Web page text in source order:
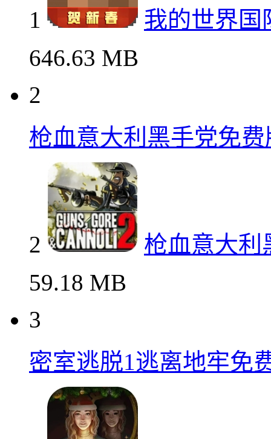
1
我的世界国
646.63 MB
2
枪血意大利黑手党免
2
枪血意大利
59.18 MB
3
密室逃脱1逃离地牢免